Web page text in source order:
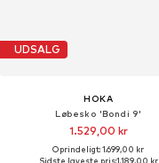
UDSALG
HOKA
Løbesko 'Bondi 9'
1.529,00 kr
Oprindeligt: 1.699,00 kr
Sidste laveste pris:1.189,00 kr